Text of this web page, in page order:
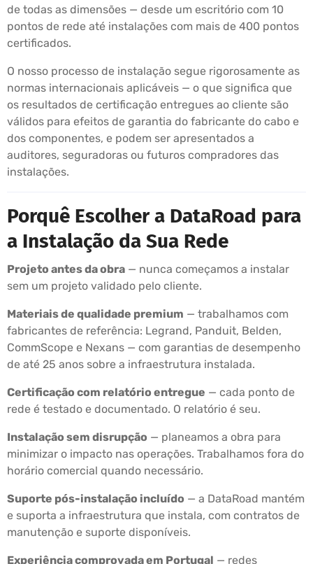
de todas as dimensões — desde um escritório com 10
pontos de rede até instalações com mais de 400 pontos
certificados.
O nosso processo de instalação segue rigorosamente as
normas internacionais aplicáveis — o que significa que
os resultados de certificação entregues ao cliente são
válidos para efeitos de garantia do fabricante do cabo e
dos componentes, e podem ser apresentados a
auditores, seguradoras ou futuros compradores das
instalações.
Porquê Escolher a DataRoad para
a Instalação da Sua Rede
Projeto antes da obra — nunca começamos a instalar
sem um projeto validado pelo cliente.
Materiais de qualidade premium — trabalhamos com
fabricantes de referência: Legrand, Panduit, Belden,
CommScope e Nexans — com garantias de desempenho
de até 25 anos sobre a infraestrutura instalada.
Certificação com relatório entregue — cada ponto de
rede é testado e documentado. O relatório é seu.
Instalação sem disrupção — planeamos a obra para
minimizar o impacto nas operações. Trabalhamos fora do
horário comercial quando necessário.
Suporte pós-instalação incluído — a DataRoad mantém
e suporta a infraestrutura que instala, com contratos de
manutenção e suporte disponíveis.
Experiência comprovada em Portugal — redes